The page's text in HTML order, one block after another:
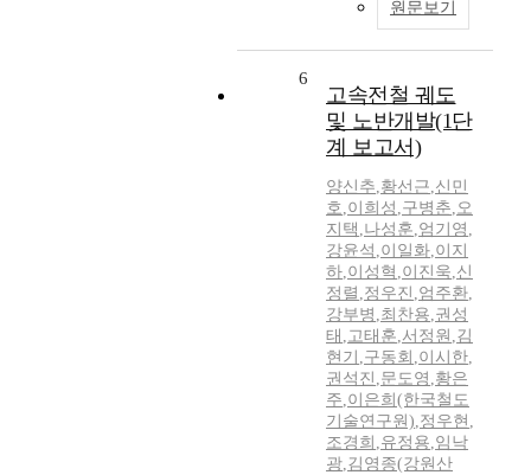
원문보기
6
고속전철 궤도
및 노반개발(1단
계 보고서)
양신추,황선근,신민
호,이희성 ,구병춘,오
지택 ,나성훈,엄기영 ,
강윤석 ,이일화,이지
하,이성혁 ,이진욱,신
정렬 ,정우진 ,엄주환,
강부병 ,최찬용,권성
태 ,고태훈,서정원 ,김
현기 ,구동회 ,이시한,
권석진 ,문도영 ,황은
주,이은희(한국철도
기술연구원),정우현 ,
조경희 ,유정용,임낙
광,김영종(강원산